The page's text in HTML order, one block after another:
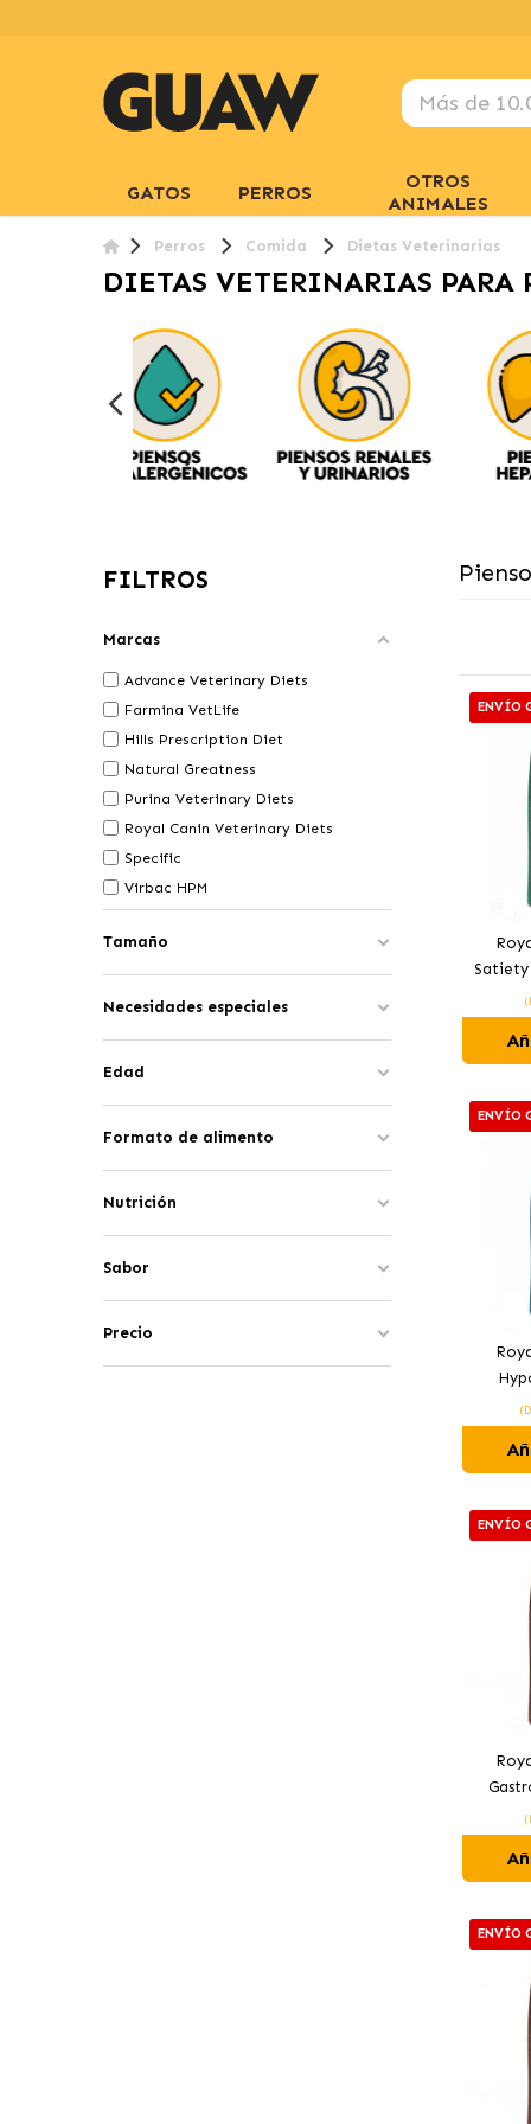
GATOS PERROS
OTROS
ANIMALES
Perros Comida Dietas Veterinarias
DIETAS VETERINARIAS PARA
FILTROS
Marcas
Advance Veterinary Diets
Farmina VetLife
Hills Prescription Diet
Natural Greatness
Purina Veterinary Diets
Royal Canin Veterinary Diets
Specific
Virbac HPM
Tamaño
Necesidades especiales
Edad
Formato de alimento
Nutrición
Sabor
Precio
ENVÍO
Satiety
ENVÍO
ENVÍO
ENVÍO